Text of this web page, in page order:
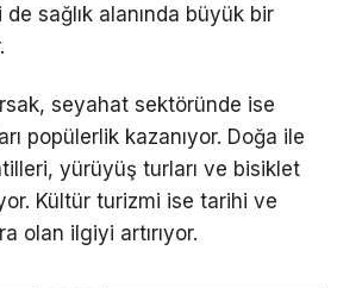
sağlık alanında büyük bir
seyahat sektöründe ise
popülerlik kazanıyor. Doğa ile
yürüyüş turları ve bisiklet
Kültür turizmi ise tarihi ve
olan ilgiyi artırıyor.